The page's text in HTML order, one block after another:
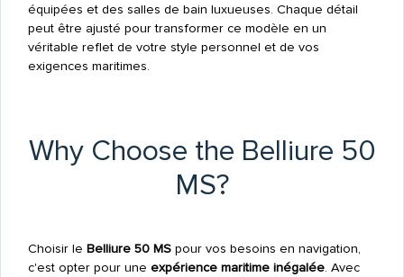
équipées et des salles de bain luxueuses. Chaque détail
peut être ajusté pour transformer ce modèle en un
véritable reflet de votre style personnel et de vos
exigences maritimes.
Why Choose the Belliure 50
MS?
Choisir le Belliure 50 MSpour vos besoins en navigation,
c'est opter pour une expérience maritime inégalée. Avec